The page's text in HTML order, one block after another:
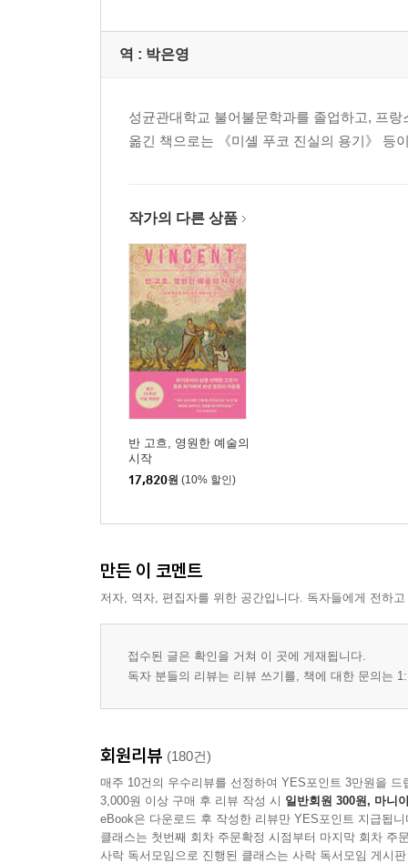
역 : 박은영
성균관대학교 불어불문학과를 졸업하고, 프
옮긴 책으로는 《미셸 푸코 진실의 용기》 등
작가의 다른 상품
반 고흐, 영원한 예술의
시작
17,820원 (10% 할인)
만든 이 코멘트
저자, 역자, 편집자를 위한 공간입니다. 독자들에게 전하
접수된 글은 확인을 거쳐 이 곳에 게재됩니다.
독자 분들의 리뷰는 리뷰 쓰기를, 책에 대한 문의는
회원리뷰 (180건)
매주 10건의 우수리뷰를 선정하여 YES포인트 3만원을 드
3,000원 이상 구매 후 리뷰 작성 시 일반회원 300원, 마니
eBook은 다운로드 후 작성한 리뷰만 YES포인트 지급됩니
클래스는 첫번째 회차 주문확정 시점부터 마지막 회차 주
사락 독서모임으로 진행된 클래스는 사락 독서모임 게시